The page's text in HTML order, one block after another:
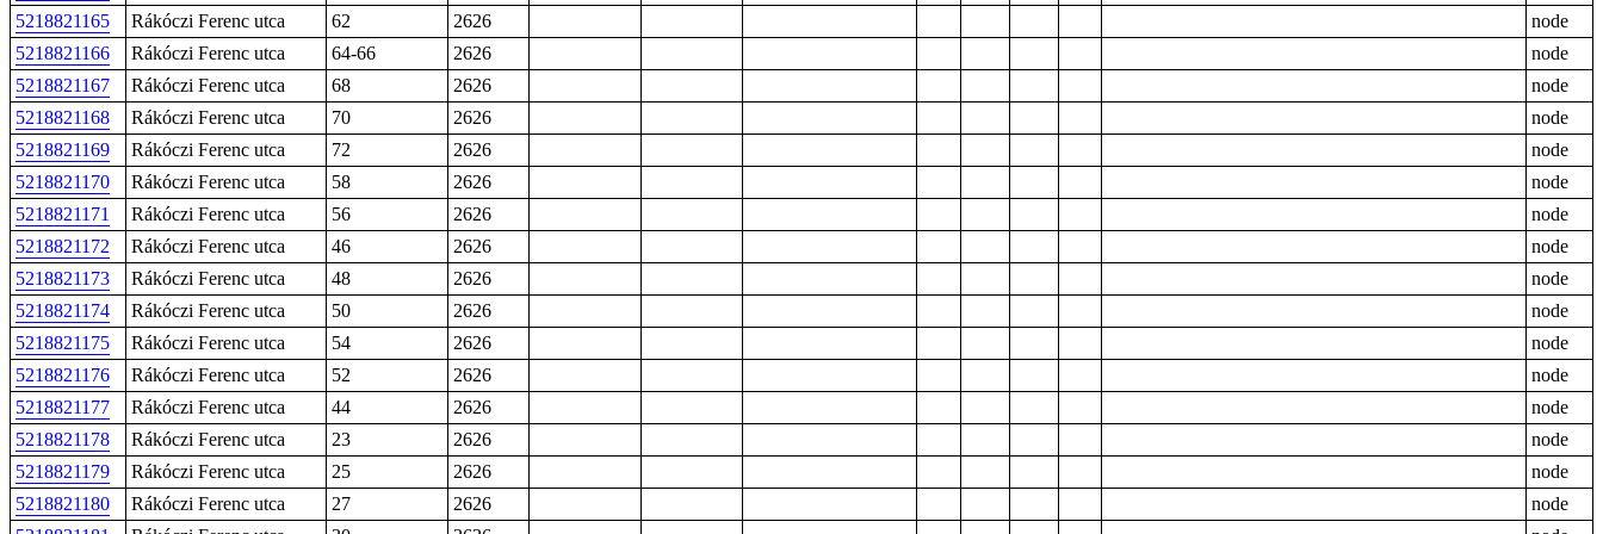
5218821165 Rákóczi Ferenc utca 62 2626
node
5218821166
Rákóczi Ferenc utca 64-66 2626
node
5218821167
Rákóczi Ferenc utca 68 2626
node
5218821168
Rákóczi Ferenc utca 70 2626
node
5218821169
Rákóczi Ferenc utca 72 2626
node
5218821170
Rákóczi Ferenc utca 58 2626
node
5218821171
Rákóczi Ferenc utca 56 2626
node
5218821172
Rákóczi Ferenc utca 46 2626
node
5218821173
Rákóczi Ferenc utca 48 2626
node
5218821174
Rákóczi Ferenc utca 50 2626
node
5218821175
Rákóczi Ferenc utca 54 2626
node
5218821176
Rákóczi Ferenc utca 52 2626
node
5218821177
Rákóczi Ferenc utca 44 2626
node
5218821178
Rákóczi Ferenc utca 23 2626
node
5218821179
Rákóczi Ferenc utca 25 2626
node
5218821180
Rákóczi Ferenc utca 27 2626
node